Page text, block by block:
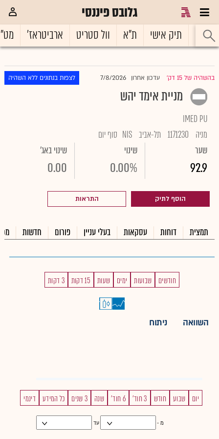
גלובס פיננסי
ראשי תיק אישי ת"א וול סטריט ארביטראז'
בהשהיה של 15 דק' עדכון אחרון 7/8/2026 לצפות בנתונים ללא השהיה
מניית אימד יהש
IMED PU
מניה
1171230 תל-אביב NIS סוף יום
שער
92.9
שינוי
0.00%
שינוי באג'
0.00
הוסף לתיק התראות
תמצית דוחות עסקאות בעלי עניין פורום חדשות
חודשים שבועות ימים שעות 15 דקות 3 דקות
השוואה ניתוח
יום שבוע חודש 3 חוד' 6 חוד' שנה 3 שנים כל המידע דינמי
מ - עד